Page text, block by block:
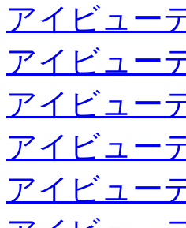
アイビュー
アイビュー
アイビュー
アイビュー
アイビュー